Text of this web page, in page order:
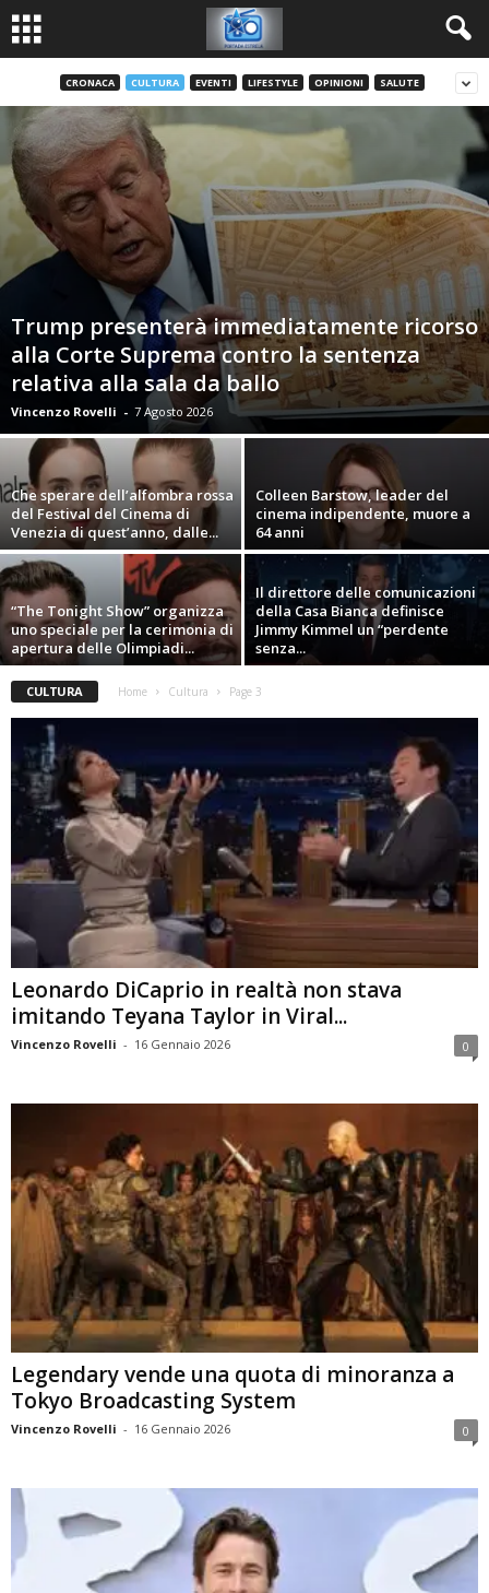
CRONACA CULTURA EVENTI LIFESTYLE OPINIONI SALUTE
Trump presenterà immediatamente ricorso
alla Corte Suprema contro la sentenza
relativa alla sala da ballo
Vincenzo Rovelli - 7 Agosto 2026
Che sperare dell’alfombra rossa
del Festival del Cinema di
Venezia di quest’anno, dalle...
Colleen Barstow, leader del
cinema indipendente, muore a
64 anni
“The Tonight Show” organizza
uno speciale per la cerimonia di
apertura delle Olimpiadi...
Il direttore delle comunicazioni
della Casa Bianca definisce
Jimmy Kimmel un “perdente
senza...
CULTURA Home Cultura Page 3
Leonardo DiCaprio in realtà non stava
imitando Teyana Taylor in Viral...
Vincenzo Rovelli - 16 Gennaio 2026 0
Legendary vende una quota di minoranza a
Tokyo Broadcasting System
Vincenzo Rovelli - 16 Gennaio 2026 0